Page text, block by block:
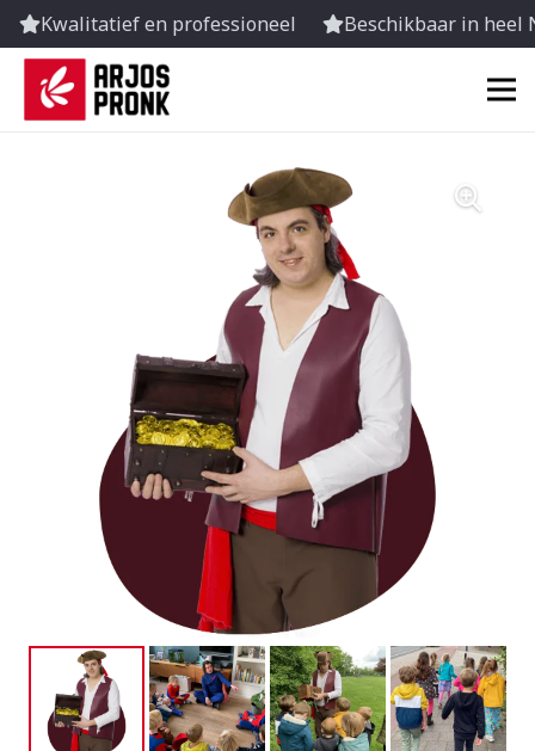
Kwalitatief en professioneel Beschikbaar in heel